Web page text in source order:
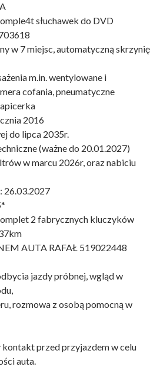
słuchawek do DVD
w 7 miejsc, automatyczną skrzynię
m.in. wentylowane i
cofania, pneumatyczne
2016
do lipca 2035r.
(ważne do 20.01.2027)
w marcu 2026r, oraz nabiciu
26.03.2027
2 fabrycznych kluczyków
AUTA RAFAŁ 519022448
jazdy próbnej, wgląd w
rozmowa z osobą pomocną w
kontakt przed przyjazdem w celu
auta.